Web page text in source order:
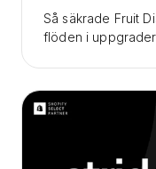
Så säkrade Fruit
flöden i